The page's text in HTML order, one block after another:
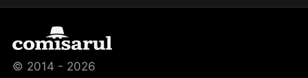
© 2014 - 2026